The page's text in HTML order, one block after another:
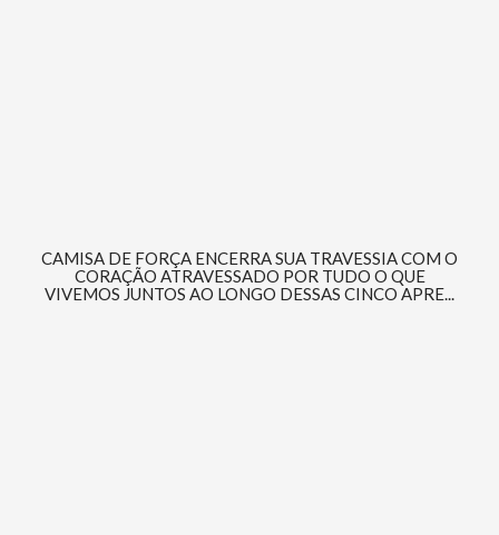
CAMISA DE FORÇA ENCERRA SUA TRAVESSIA COM O
CORAÇÃO ATRAVESSADO POR TUDO O QUE
VIVEMOS JUNTOS AO LONGO DESSAS CINCO APRE...